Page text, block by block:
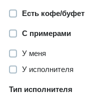
Есть кофе/буфет
С примерами
У меня
У исполнителя
Тип исполнителя